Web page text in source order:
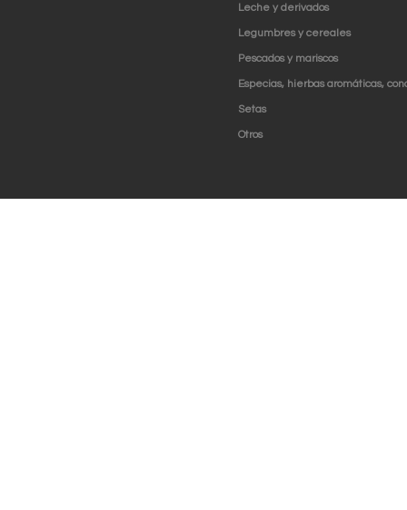
Leche y derivados
Legumbres y cereales
Pescados y mariscos
Especias, hierbas aromáticas,
Setas
Otros